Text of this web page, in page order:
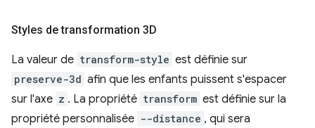
Styles de transformation 3D
La valeur de transform-style est définie sur
preserve-3d afin que les enfants puissent s'espacer
sur l'axe z . La propriété transform est définie sur la
propriété personnalisée --distance , qui sera